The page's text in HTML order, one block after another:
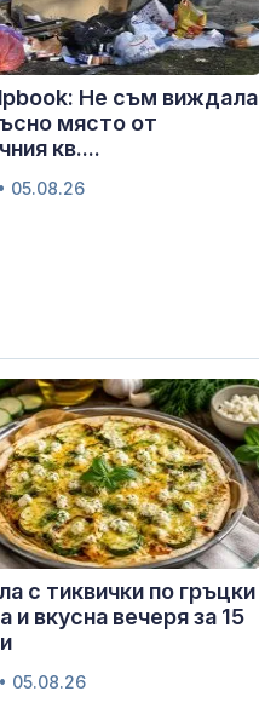
Не съм виждала
място от
кв....
05.08.26
с тиквички по гръцки
и вкусна вечеря за 15
05.08.26